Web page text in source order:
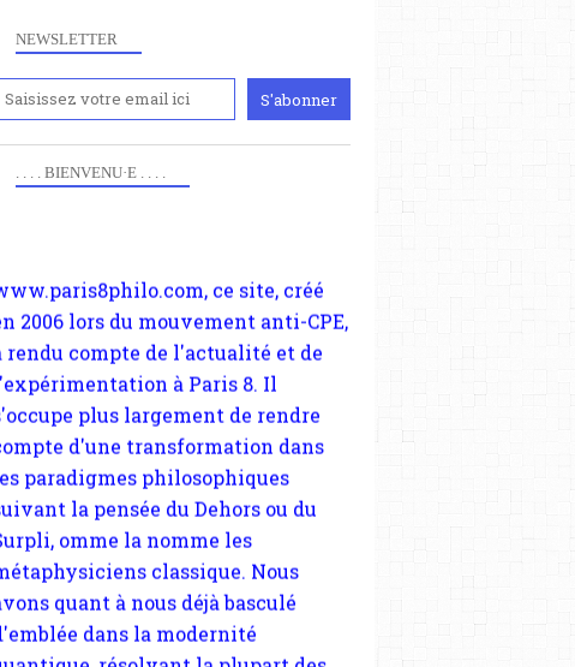
NEWSLETTER
. . . . BIENVENU·E . . . .
ce site, créé
en 2006 lors du mouvement anti-CPE,
s'occupe plus largement de rendre
compte d'une transformation dans
les paradigmes philosophiques
la pensée du Dehors ou du
Surpli, omme la nomme les
métaphysiciens classique. Nous
quant à nous déjà basculé
d'emblée dans la modernité
résolvant la plupart des
impasses philosophique du WWe
siècle. Cette pensée hors contrat est
marque d'une complexité, riche de
multiples facteurs et échelles. Ce